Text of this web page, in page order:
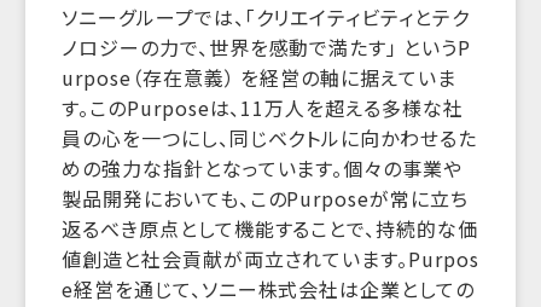
ソニーグループでは、「クリエイティビティとテク
ノロジーの力で、世界を感動で満たす」 というP
urpose（存在意義） を経営の軸に据えていま
す。このPurposeは、11万人を超える多様な社
員の心を一つにし、同じベクトルに向かわせるた
めの強力な指針となっています。個々の事業や
製品開発においても、このPurposeが常に立ち
返るべき原点として機能することで、持続的な価
値創造と社会貢献が両立されています。Purpos
e経営を通じて、ソニー株式会社は企業としての